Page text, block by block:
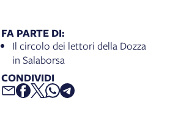
FA PARTE DI:
Il circolo dei lettori della Dozza
in Salaborsa
CONDIVIDI